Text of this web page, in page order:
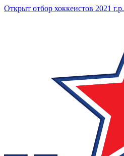
Открыт отбор хоккеистов 2021 г.р.